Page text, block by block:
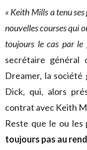
« Keith Mills a tenu ses
nouvelles courses qui
toujours le cas par le
secrétaire général
Dreamer, la
Dick, qui, alors
contrat avec Keith
Reste que le ou
toujours pas au